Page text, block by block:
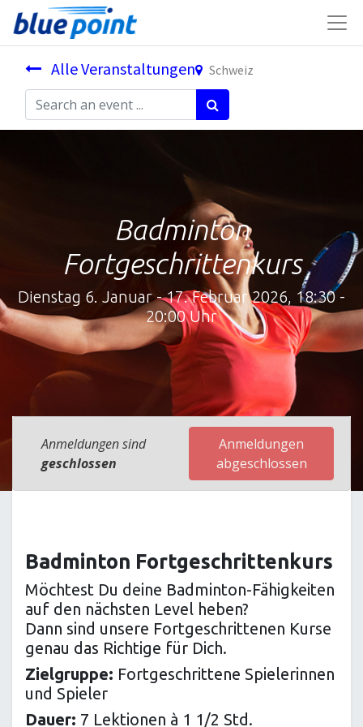
Alle Veranstaltungen Schweiz
Badminton
Fortgeschrittenkurs
Dienstag 6. Januar - 17. Februar 2026, 18:30 -
20:00 Uhr
Anmeldungen sind
geschlossen
Anmeldungen
abgeschlossen
Badminton Fortgeschrittenkurs
Möchtest Du deine Badminton-Fähigkeiten
auf den nächsten Level heben?
Dann sind unsere Fortgeschrittenen Kurse
genau das Richtige für Dich.
Zielgruppe: Fortgeschrittene Spielerinnen
und Spieler
Dauer: 7 Lektionen à 1 1/2 Std.